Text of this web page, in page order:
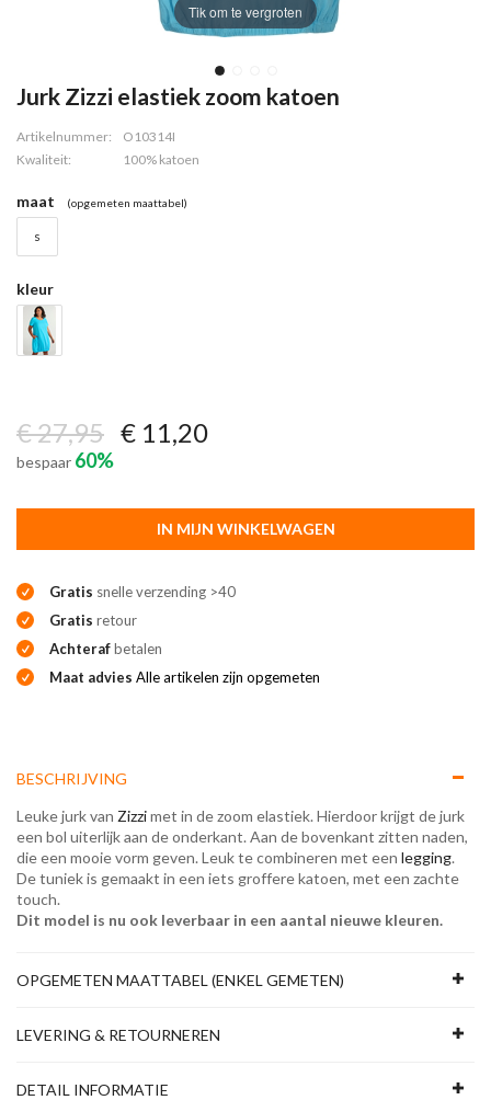
Tik om te vergroten
Jurk Zizzi elastiek zoom katoen
Artikelnummer:
O10314I
Kwaliteit:
100% katoen
maat (opgemeten maattabel)
s
kleur
€ 27,95 € 11,20
bespaar 60%
IN MIJN WINKELWAGEN
Gratis snelle verzending >40
Gratis retour
Achterafbetalen
Maat advies Alle artikelen zijn opgemeten
BESCHRIJVING
Leuke jurk van Zizzimet in de zoom elastiek. Hierdoor krijgt de jurk
een bol uiterlijk aan de onderkant. Aan de bovenkant zitten naden,
die een mooie vorm geven. Leuk te combineren met een legging.
De tuniek is gemaakt in een iets groffere katoen, met een zachte
touch.
Dit model is nu ook leverbaar in een aantal nieuwe kleuren.
OPGEMETEN MAATTABEL (ENKEL GEMETEN)
LEVERING & RETOURNEREN
DETAIL INFORMATIE